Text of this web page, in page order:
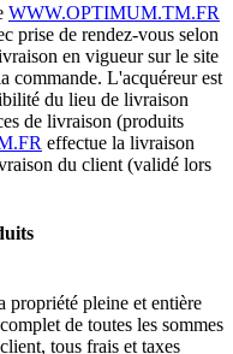
WWW.OPTIMUM.TM.FR
prise de rendez-vous selon
en vigueur sur le site
commande. L'acquéreur est
du lieu de livraison
de livraison (produits
effectue la livraison
du client (validé lors
propriété pleine et entière
de toutes les sommes
tous frais et taxes